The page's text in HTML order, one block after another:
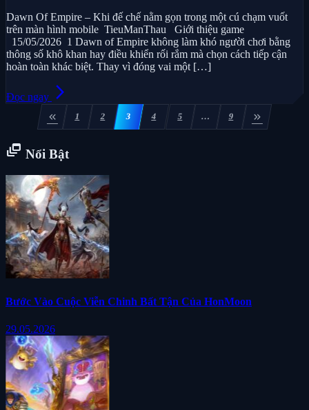
Dawn Of Empire – Khi đế chế nằm gọn trong một cú chạm vuốt
trên màn hình mobile TieuManThau Giới thiệu game
15/05/2026 1 Dawn of Empire không làm khó người chơi bằng
thông số khô khan hay điều khiển rối rắm mà chọn cách tiếp cận
hoàn toàn khác biệt. Thay vì đóng vai một […]
Đọc ngay arrow_forward_ios
Phân
trang
bài
keyboard_double_arrow_left 1 2 3 4 5 … 9 keyboard_double_arrow_right
dynamic_feed Nổi Bật
Bước Vào Cuộc Viễn Chinh Bất Tận Của HonMoon
29.05.2026